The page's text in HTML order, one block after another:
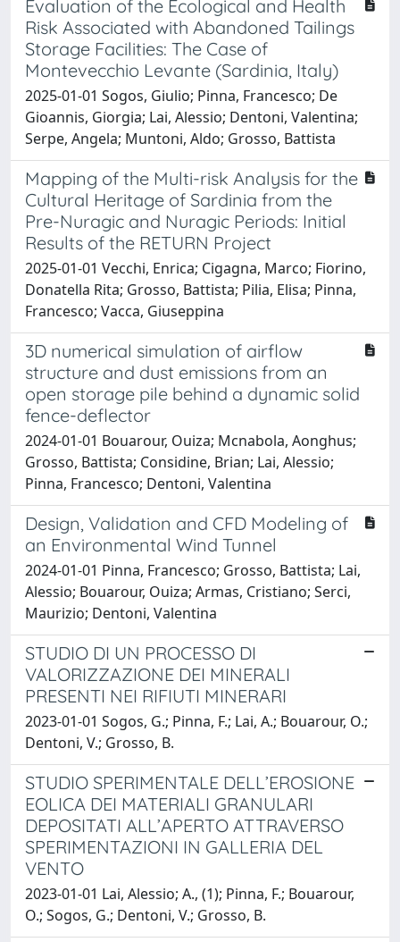
Evaluation of the Ecological and Health
Risk Associated with Abandoned Tailings
Storage Facilities: The Case of
Montevecchio Levante (Sardinia, Italy)
2025-01-01 Sogos, Giulio; Pinna, Francesco; De
Gioannis, Giorgia; Lai, Alessio; Dentoni, Valentina;
Serpe, Angela; Muntoni, Aldo; Grosso, Battista
Mapping of the Multi-risk Analysis for the
Cultural Heritage of Sardinia from the
Pre-Nuragic and Nuragic Periods: Initial
Results of the RETURN Project
2025-01-01 Vecchi, Enrica; Cigagna, Marco; Fiorino,
Donatella Rita; Grosso, Battista; Pilia, Elisa; Pinna,
Francesco; Vacca, Giuseppina
3D numerical simulation of airflow
structure and dust emissions from an
open storage pile behind a dynamic solid
fence-deflector
2024-01-01 Bouarour, Ouiza; Mcnabola, Aonghus;
Grosso, Battista; Considine, Brian; Lai, Alessio;
Pinna, Francesco; Dentoni, Valentina
Design, Validation and CFD Modeling of
an Environmental Wind Tunnel
2024-01-01 Pinna, Francesco; Grosso, Battista; Lai,
Alessio; Bouarour, Ouiza; Armas, Cristiano; Serci,
Maurizio; Dentoni, Valentina
STUDIO DI UN PROCESSO DI
VALORIZZAZIONE DEI MINERALI
PRESENTI NEI RIFIUTI MINERARI
2023-01-01 Sogos, G.; Pinna, F.; Lai, A.; Bouarour, O.;
Dentoni, V.; Grosso, B.
STUDIO SPERIMENTALE DELL’EROSIONE
EOLICA DEI MATERIALI GRANULARI
DEPOSITATI ALL’APERTO ATTRAVERSO
SPERIMENTAZIONI IN GALLERIA DEL
VENTO
2023-01-01 Lai, Alessio; A., (1); Pinna, F.; Bouarour,
O.; Sogos, G.; Dentoni, V.; Grosso, B.